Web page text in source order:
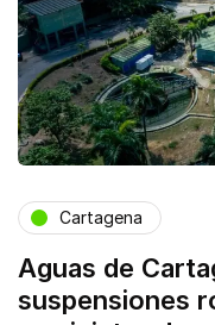
Cartagena
Aguas de
suspensiones